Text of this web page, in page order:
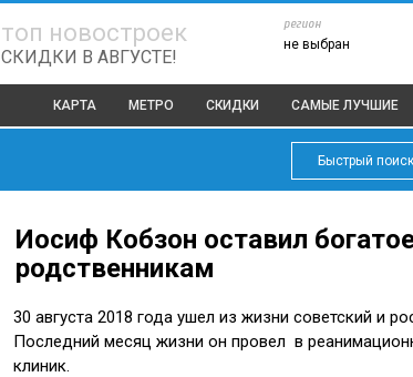
топ новостроек
СКИДКИ В АВГУСТЕ!
регион
не выбран
КАРТА МЕТРО СКИДКИ САМЫЕ ЛУЧШИЕ
Быстрый поиск
Иосиф Кобзон оставил
родственникам
30 августа 2018 года ушел из жизни советский и
Последний месяц жизни он провел в
клиник.